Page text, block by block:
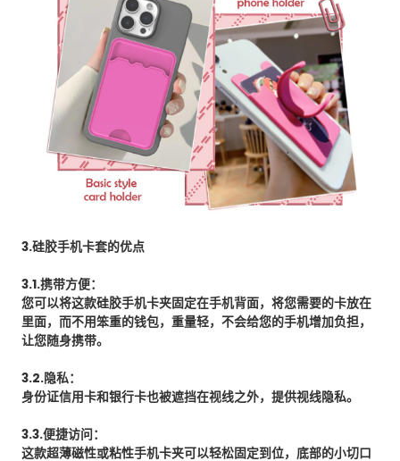
3.硅胶手机卡套的优点
3.1.携带方便：
您可以将这款硅胶手机卡夹固定在手机背面，将您需要的卡放在
里面，而不用笨重的钱包，重量轻，不会给您的手机增加负担，
让您随身携带。
3.2.隐私：
身份证信用卡和银行卡也被遮挡在视线之外，提供视线隐私。
3.3.便捷访问：
这款超薄磁性或粘性手机卡夹可以轻松固定到位，底部的小切口